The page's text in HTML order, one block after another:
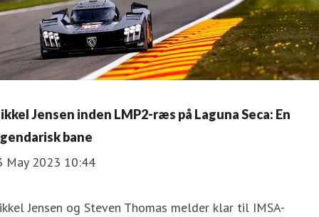
Jensen inden LMP2-ræs på Laguna Seca: En
bane
May 2023 10:44
Jensen og Steven Thomas melder klar til IMSA-